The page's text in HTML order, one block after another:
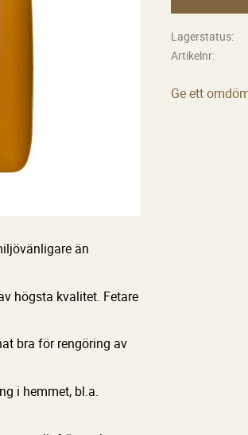
Lagerstatus
Artikelnr
Ge ett
än
högsta kvalitet. Fetare
bra för rengöring av
i hemmet, bl.a.